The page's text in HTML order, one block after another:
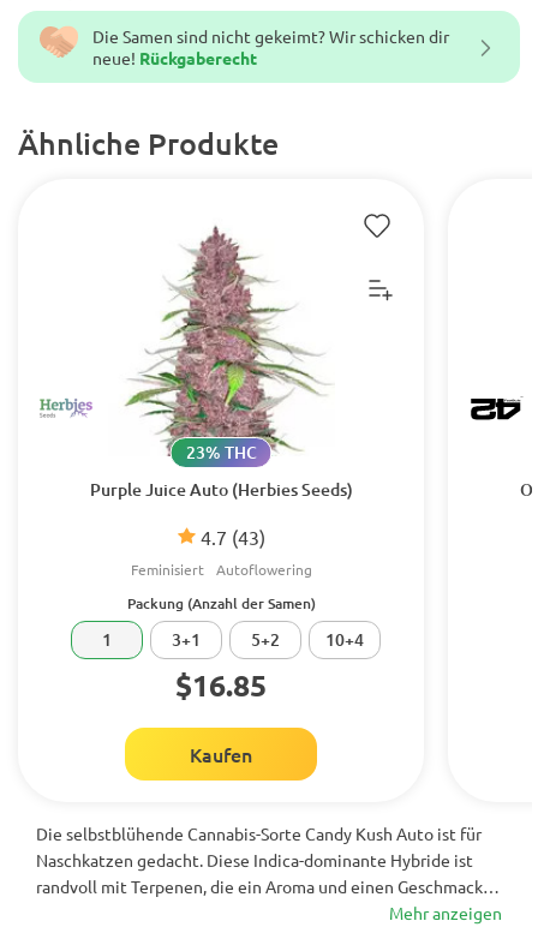
Die Samen sind nicht gekeimt? Wir schicken dir
neue! Rückgaberecht
Ähnliche Produkte
Purple Juice Auto (Herbies Seeds)
4.7 (43)
23% THC
Feminisiert Autoflowering
Packung (Anzahl der Samen)
1 3+1 5+2 10+4
$16.85
Kaufen
Die selbstblühende Cannabis-Sorte Candy Kush Auto ist für
Naschkatzen gedacht. Diese Indica-dominante Hybride ist
randvoll mit Terpenen, die ein Aroma und einen Geschmack
bieten, die an gebranntes Karamell und würzige Noten
Mehr anzeigen